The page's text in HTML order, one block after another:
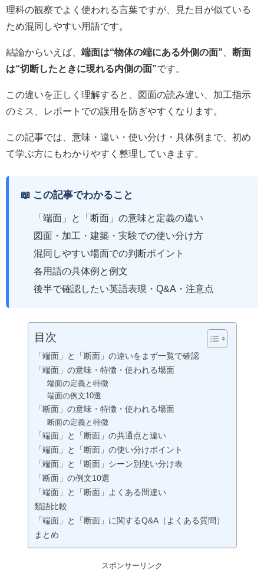
理科の観察でよく使われる言葉ですが、見た目が似ている
ため混同しやすい用語です。
結論からいえば、 端面は“物体の端にある外側の面”
断面
は“切断したときに現れる内側の面”です。
この違いを正しく理解すると、図面の読み違い、加工指示
のミス、レポートでの誤用を防ぎやすくなります。
この記事では、意味・違い・使い分け・具体例まで、初め
て学ぶ方にもわかりやすく整理していきます。
📖 この記事でわかること
「端面」と「断面」の意味と定義の違い
図面・加工・建築・実験での使い分け方
混同しやすい場面での判断ポイント
各用語の具体例と例文
後半で確認したい英語表現・Q&A・注意点
目次
「端面」と「断面」の違いをまず一覧で確認
「端面」の意味・特徴・使われる場面
端面の定義と特徴
端面の例文10選
「断面」の意味・特徴・使われる場面
断面の定義と特徴
「端面」と「断面」の共通点と違い
「端面」と「断面」の使い分けポイント
「端面」と「断面」シーン別使い分け表
「断面」の例文10選
「端面」と「断面」よくある間違い
類語比較
「端面」と「断面」に関するQ&A（よくある質問）
まとめ
スポンサーリンク